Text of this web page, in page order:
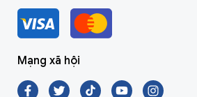
Mạng xã hội